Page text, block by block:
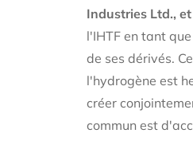
Industries Ltd.,
l'IHTF en tant
de ses dérivés.
l'hydrogène est
créer
commun est